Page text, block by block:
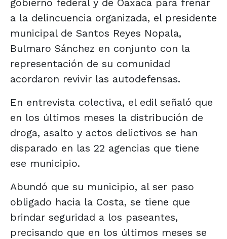
a la delincuencia organizada, el presidente
municipal de Santos Reyes Nopala,
Bulmaro Sánchez en conjunto con la
representación de su comunidad
acordaron revivir las autodefensas.
En entrevista colectiva, el edil señaló que
en los últimos meses la distribución de
droga, asalto y actos delictivos se han
disparado en las 22 agencias que tiene
ese municipio.
Abundó que su municipio, al ser paso
obligado hacia la Costa, se tiene que
brindar seguridad a los paseantes,
precisando que en los últimos meses se